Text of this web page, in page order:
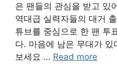
은 팬들의 관심을 받고 있
역대급 실력자들의 대거
튜브를 중심으로 한 팬 투
다. 마음에 남은 무대가 있
보세요 … Read more